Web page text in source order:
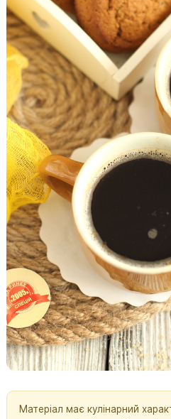
Матеріал має кулінарний